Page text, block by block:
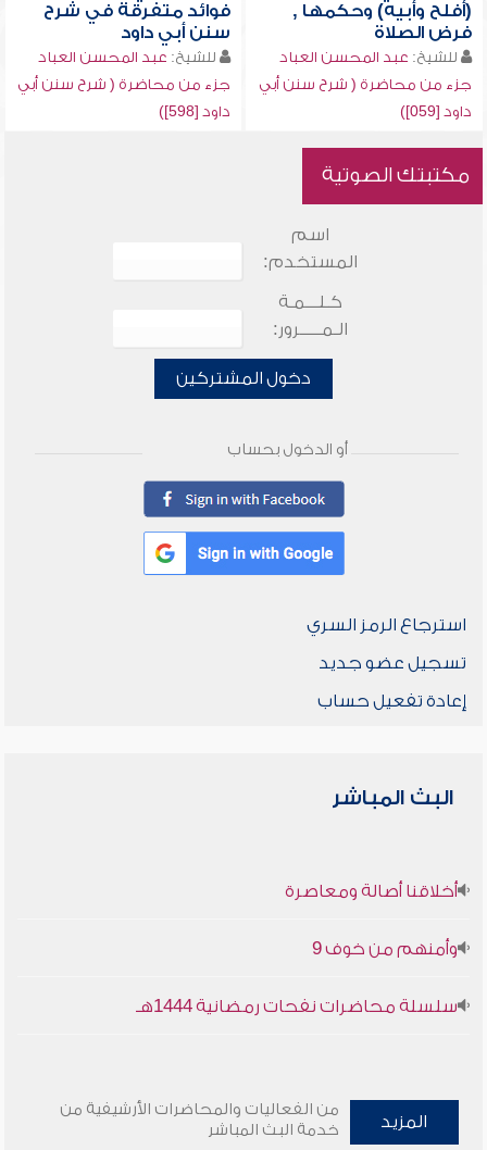
(أفلح وأبيه) وحكمها ,
فرض الصلاة
للشيخ: عبد المحسن العباد
جزء من محاضرة ( شرح سنن أبي
داود [059])
فوائد متفرقة في شرح
سنن أبي داود
للشيخ: عبد المحسن العباد
جزء من محاضرة ( شرح سنن أبي
داود [598])
مكتبتك الصوتية
اسم
المستخدم:
كـلـــمـة
الـمـــــرور:
دخول المشتركين
أو الدخول بحساب
استرجاع الرمز السري
تسجيل عضو جديد
إعادة تفعيل حساب
البث المباشر
أخلاقنا أصالة ومعاصرة
وأمنهم من خوف 9
سلسلة محاضرات نفحات رمضانية 1444هـ
المزيد
من الفعاليات والمحاضرات الأرشيفية من
خدمة البث المباشر